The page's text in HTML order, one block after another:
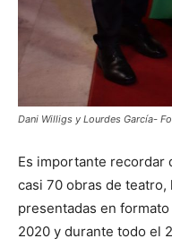
Dani Willigs y Lourdes García-
Es importante recordar
casi 70 obras de
presentadas en
2020 y durante todo el